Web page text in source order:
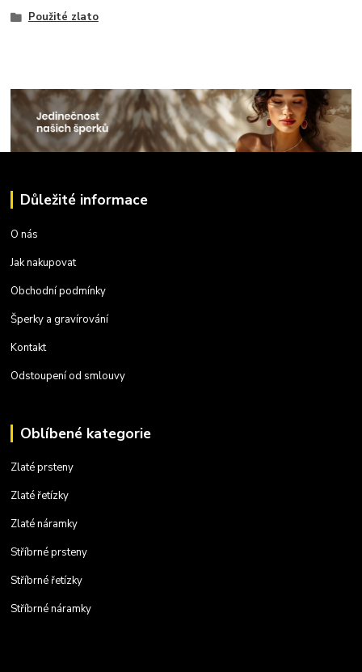
Použité zlato
Důležité informace
O nás
Jak nakupovat
Obchodní podmínky
Šperky a gravírování
Kontakt
Odstoupení od smlouvy
Oblíbené kategorie
Zlaté prsteny
Zlaté řetízky
Zlaté náramky
Stříbrné prsteny
Stříbrné řetízky
Stříbrné náramky